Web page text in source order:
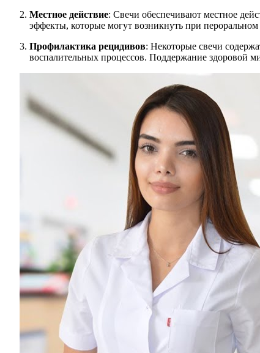
Местное действие: Свечи обеспечивают местное
эффекты, которые могут возникнуть при пероральном
Профилактика рецидивов: Некоторые свечи
воспалительных процессов. Поддержание здоровой